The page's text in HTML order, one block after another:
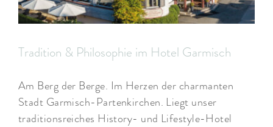
Tradition & Philosophie im Hotel Garmisch
Am Berg der Berge. Im Herzen der charmanten
Stadt Garmisch-Partenkirchen. Liegt unser
traditionsreiches History- und Lifestyle-Hotel